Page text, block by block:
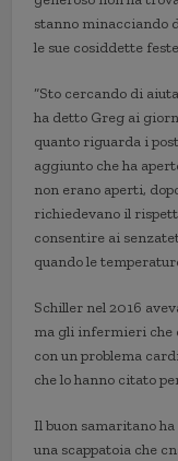
stanno minacciando
le sue cosiddette
“Sto cercando di
ha detto Greg ai
quanto riguarda i
aggiunto che ha
non erano aperti,
richiedevano il
consentire ai
quando le
Schiller nel 2016
ma gli infermieri che
con un problema
che lo hanno citato
Il buon samaritano
una scappatoia che